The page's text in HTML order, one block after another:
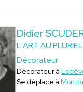
Didier
L'ART AU PLURIEL
Décorateur
Décorateur à
Se déplace à